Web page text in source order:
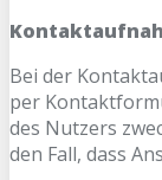
Bei der
per
des Nutzers
den Fall, dass